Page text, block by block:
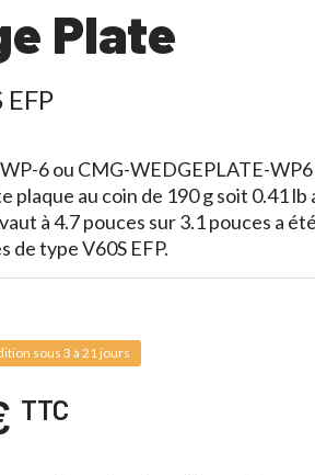
Plate
6 ou CMG-WEDGEPLATE-
plaque au coin de 190 g soit 0.41
à 4.7 pouces sur 3.1 pouces a
de type V60S EFP.
sous 3 à 21 jours
TTC